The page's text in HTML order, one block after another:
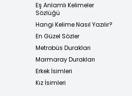
Eş Anlamlı Kelimeler
Sözlüğü
Hangi Kelime Nasıl Yazılır?
En Güzel Sözler
Metrobüs Durakları
Marmaray Durakları
Erkek İsimleri
Kız İsimleri